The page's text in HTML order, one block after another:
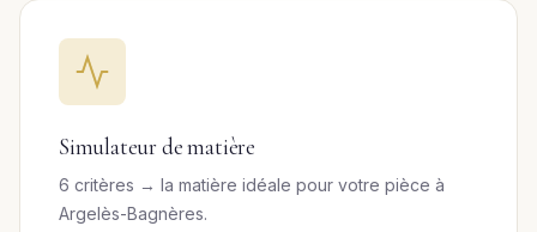
Simulateur de matière
6 critères → la matière idéale pour votre pièce à
Argelès-Bagnères.